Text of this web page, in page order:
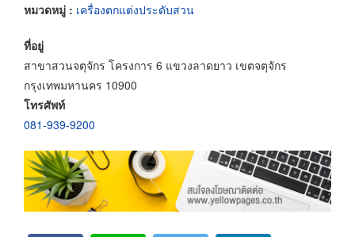
หมวดหมู่ : เครื่องตกแต่งประดับสวน
ที่อยู่
สาขาสวนจตุจักร โครงการ 6 แขวงลาดยาว เขตจตุจักร
กรุงเทพมหานคร 10900
โทรศัพท์
081-939-9200